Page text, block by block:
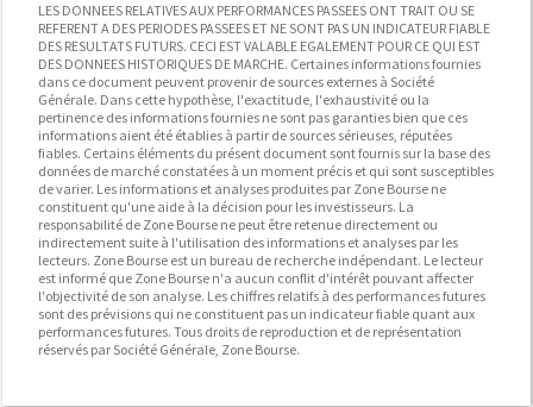
LES DONNEES RELATIVES AUX PERFORMANCES PASSEES ONT TRAIT OU SE
REFERENT A DES PERIODES PASSEES ET NE SONT PAS UN INDICATEUR FIABLE
DES RESULTATS FUTURS. CECI EST VALABLE EGALEMENT POUR CE QUI EST
DES DONNEES HISTORIQUES DE MARCHE. Certaines informations fournies
dans ce document peuvent provenir de sources externes à Société
Générale. Dans cette hypothèse, l'exactitude, l'exhaustivité ou la
pertinence des informations fournies ne sont pas garanties bien que ces
informations aient été établies à partir de sources sérieuses, réputées
fiables. Certains éléments du présent document sont fournis sur la base des
données de marché constatées à un moment précis et qui sont susceptibles
de varier. Les informations et analyses produites par Zone Bourse ne
constituent qu'une aide à la décision pour les investisseurs. La
responsabilité de Zone Bourse ne peut être retenue directement ou
indirectement suite à l'utilisation des informations et analyses par les
lecteurs. Zone Bourse est un bureau de recherche indépendant. Le lecteur
est informé que Zone Bourse n'a aucun conflit d'intérêt pouvant affecter
l'objectivité de son analyse. Les chiffres relatifs à des performances futures
sont des prévisions qui ne constituent pas un indicateur fiable quant aux
performances futures. Tous droits de reproduction et de représentation
réservés par Société Générale, Zone Bourse.